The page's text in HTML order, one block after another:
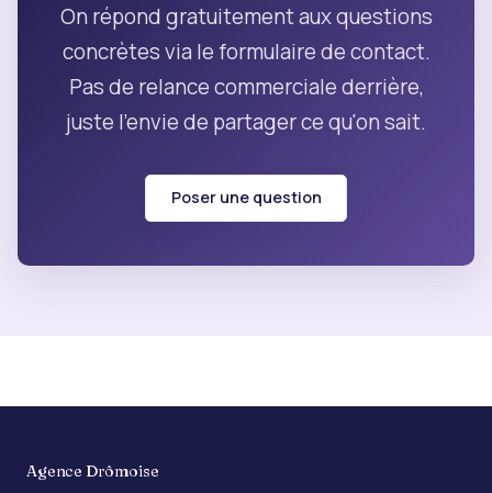
On répond gratuitement aux questions
concrètes via le formulaire de contact.
Pas de relance commerciale derrière,
juste l'envie de partager ce qu'on sait.
Poser une question
Agence Drômoise